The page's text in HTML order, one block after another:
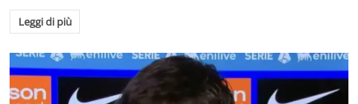
Leggi di più